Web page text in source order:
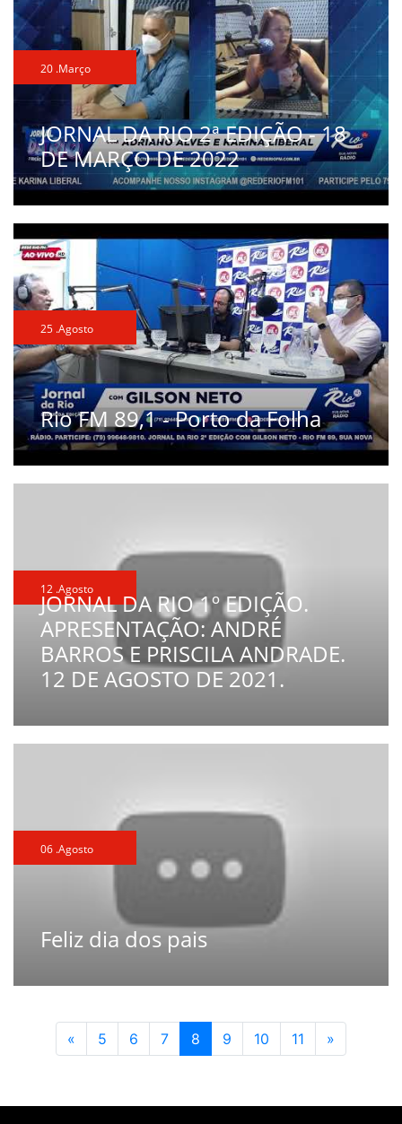
20 .Março
JORNAL DA RIO 2ª EDIÇÃO - 18
DE MARÇO DE 2022
25 .Agosto
Rio FM 89,1 - Porto da Folha
12 .Agosto
JORNAL DA RIO 1º EDIÇÃO.
APRESENTAÇÃO: ANDRÉ
BARROS E PRISCILA ANDRADE.
12 DE AGOSTO DE 2021.
06 .Agosto
Feliz dia dos pais
« Anterior
5 6 7 8 (current)
9 10 11 »